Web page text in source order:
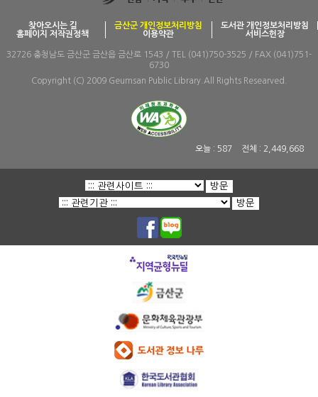
찾아오시는 길 금산군 개인정보처리방침
도서관 개인정보처리방침
홈페이지 저작권정책
이용약관 서비스헌장
32726 충청남도 금산군 금산읍 금산로 1543 / TEL (041)750-3525 / FAX (041)751-
6730
Copyright (C) 2009 Geumsan Public Library.All Rights Researved.
오늘 : 587 전체 : 2,449,668